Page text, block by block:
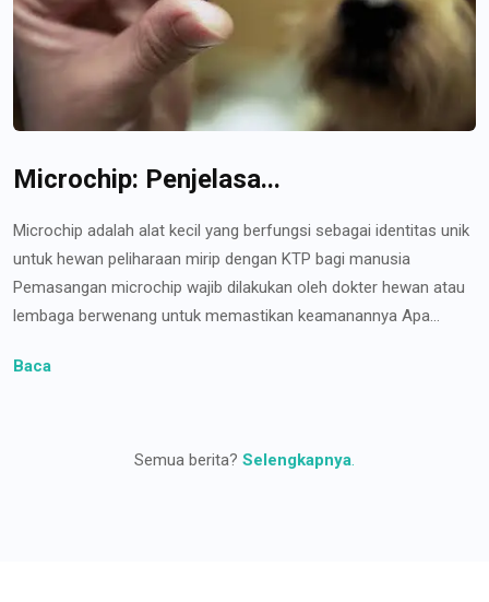
Microchip: Penjelasa...
Microchip adalah alat kecil yang berfungsi sebagai identitas unik
untuk hewan peliharaan mirip dengan KTP bagi manusia
Pemasangan microchip wajib dilakukan oleh dokter hewan atau
lembaga berwenang untuk memastikan keamanannya Apa...
Baca
Semua berita? Selengkapnya